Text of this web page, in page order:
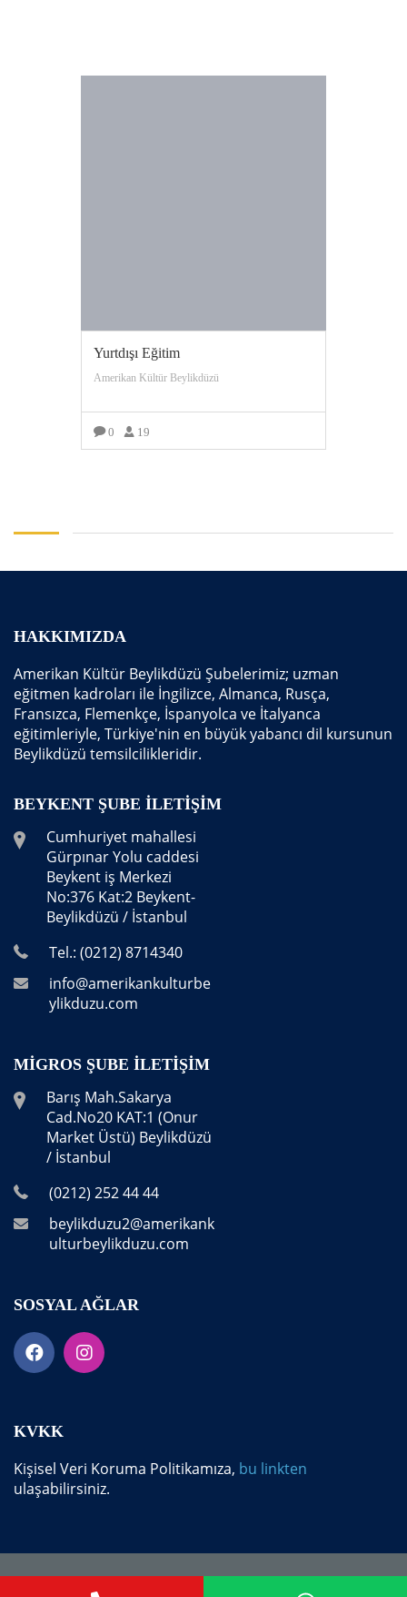
Yurtdışı Eğitim
Amerikan Kültür Beylikdüzü
0 19
HAKKIMIZDA
Amerikan Kültür Beylikdüzü Şubelerimiz; uzman
eğitmen kadroları ile İngilizce, Almanca, Rusça,
Fransızca, Flemenkçe, İspanyolca ve İtalyanca
eğitimleriyle, Türkiye'nin en büyük yabancı dil kursunun
Beylikdüzü temsilcilikleridir.
BEYKENT ŞUBE İLETIŞIM
Cumhuriyet mahallesi
Gürpınar Yolu caddesi
Beykent iş Merkezi
No:376 Kat:2 Beykent-
Beylikdüzü / İstanbul
Tel.: (0212) 8714340
info@amerikankulturbe
ylikduzu.com
MIGROS ŞUBE İLETIŞIM
Barış Mah.Sakarya
Cad.No20 KAT:1 (Onur
Market Üstü) Beylikdüzü
/ İstanbul
(0212) 252 44 44
beylikduzu2@amerikank
ulturbeylikduzu.com
SOSYAL AĞLAR
KVKK
Kişisel Veri Koruma Politikamıza, bu linkten
ulaşabilirsiniz.